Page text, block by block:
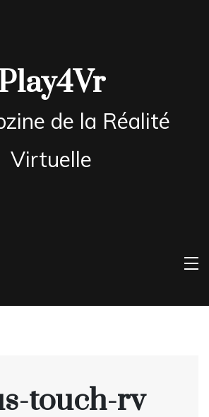
de la Réalité
Virtuelle
touch-rv